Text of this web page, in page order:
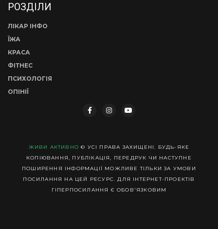
РОЗДІЛИ
ЛІКАР ІНФО
ЇЖА
КРАСА
ФІТНЕС
ПСИХОЛОГІЯ
ОПІНІЇ
ЖИВИ АКТИВНО © УСІ ПРАВА ЗАХИЩЕНІ. БУДЬ-ЯКЕ
КОПІЮВАННЯ, ПУБЛІКАЦІЯ, ПЕРЕДРУК ЧИ НАСТУПНЕ
ПОШИРЕННЯ ІНФОРМАЦІЇ МОЖЛИВЕ ТІЛЬКИ ЗА УМОВИ
ПОСИЛАННЯ НА ЦЕЙ РЕСУРС. ДЛЯ ІНТЕРНЕТ-ПРОЕКТІВ
ГІПЕРПОСИЛАННЯ Є ОБОВ'ЯЗКОВИМ